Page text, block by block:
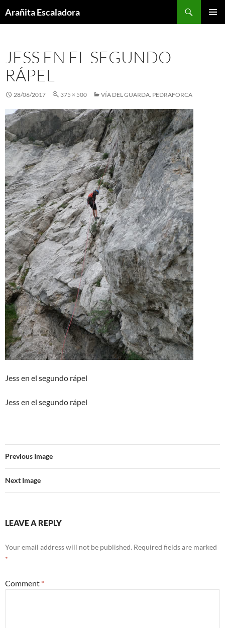
toArañita Escaladora
JESS EN EL SEGUNDO
RÁPEL
28/06/2017 375 × 500 VÍA DEL GUARDA. PEDRAFORCA
Jess en el segundo rápel
Jess en el segundo rápel
Previous Image
Next Image
LEAVE A REPLY
Your email address will not be published. Required fields are marked
*
Comment *